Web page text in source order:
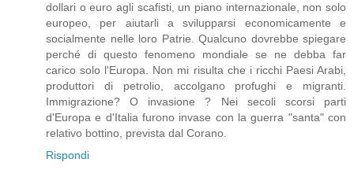
dollari o euro agli scafisti, un piano internazionale, non solo
europeo, per aiutarli a svilupparsi economicamente e
socialmente nelle loro Patrie. Qualcuno dovrebbe spiegare
perché di questo fenomeno mondiale se ne debba far
carico solo l'Europa. Non mi risulta che i ricchi Paesi Arabi,
produttori di petrolio, accolgano profughi e migranti.
Immigrazione? O invasione ? Nei secoli scorsi parti
d'Europa e d'Italia furono invase con la guerra "santa" con
relativo bottino, prevista dal Corano.
Rispondi